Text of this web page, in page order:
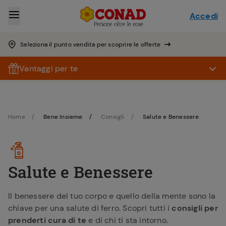
Seleziona il punto vendita per scoprire le offerte
Accedi
Vantaggi per te
Home Bene Insieme Consigli Salute e Benessere
Salute e Benessere
Il benessere del tuo corpo e quello della mente sono la
chiave per una salute di ferro. Scopri tutti i consigli per
prenderti cura di te e di chi ti sta intorno.